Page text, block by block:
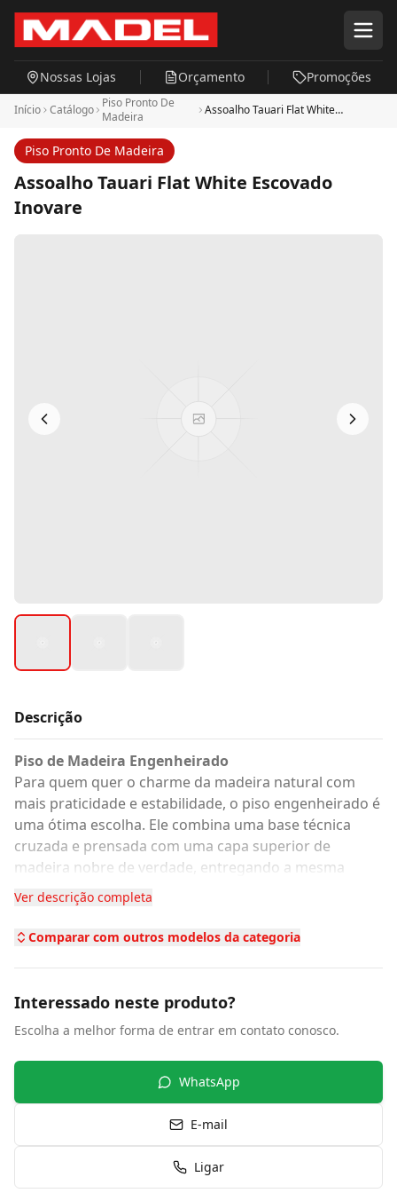
Pular para o conteúdo principal
Nossas Lojas Orçamento Promoções
Início Catálogo
Piso Pronto De
Madeira
Assoalho Tauari Flat White
Piso Pronto De Madeira
Assoalho Tauari Flat White Escovado
Inovare
Descrição
Piso de Madeira Engenheirado
Para quem quer o charme da madeira natural com
mais praticidade e estabilidade, o piso engenheirado é
uma ótima escolha. Ele combina uma base técnica
cruzada e prensada com uma capa superior de
madeira nobre de verdade, entregando a mesma
estética e o mesmo calor de um piso maciço, mas com
muito mais resistência a variações de umidade e
temperatura.
Alta estabilidade dimensional, com menos risco de
frestas, empenamento ou estufamento
Cada régua é única, com os veios e nuances naturais
da madeira
Bom isolamento térmico e acústico, deixando o
ambiente aconchegante
Instalação mais rápida e limpa, com sistemas de
encaixe (click) ou colado
Usa menos madeira maciça na estrutura, sendo uma
Indicado para:salas, quartos, closets e escritórios.
Ver descrição completa
Comparar com outros modelos da categoria
Interessado neste produto?
Escolha a melhor forma de entrar em contato conosco.
WhatsApp
E-mail
Ligar